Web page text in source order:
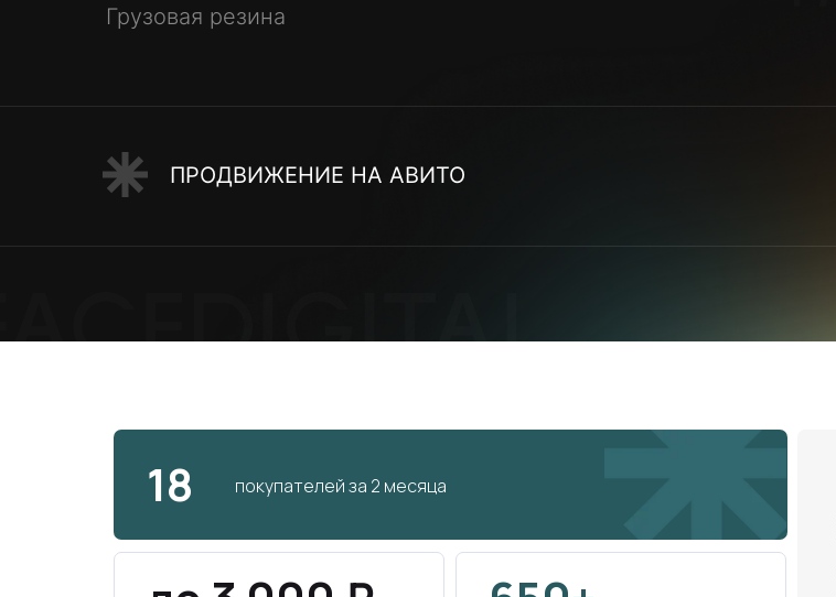
ПРОДВИЖЕНИЕ НА АВИТО
Грузовая резина
18
покупателей за 2 месяца